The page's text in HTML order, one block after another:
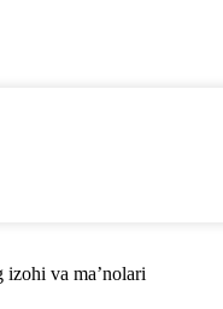
izohi va ma’nolari